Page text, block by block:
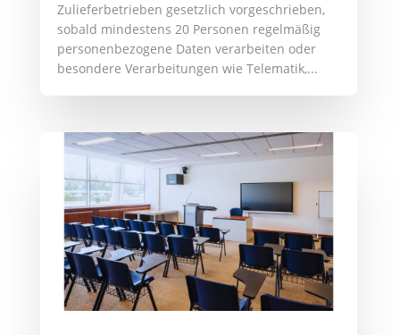
Zulieferbetrieben gesetzlich vorgeschrieben,
sobald mindestens 20 Personen regelmäßig
personenbezogene Daten verarbeiten oder
besondere Verarbeitungen wie Telematik,...